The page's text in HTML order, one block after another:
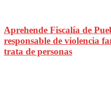
Aprehende Fiscalía de
responsable de violencia
trata de personas